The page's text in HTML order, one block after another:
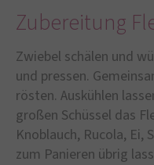
Zubereitung
Zwiebel schälen und
und pressen.
rösten. Auskühlen
großen Schüssel das
Knoblauch, Rucola, Ei,
zum Panieren übrig